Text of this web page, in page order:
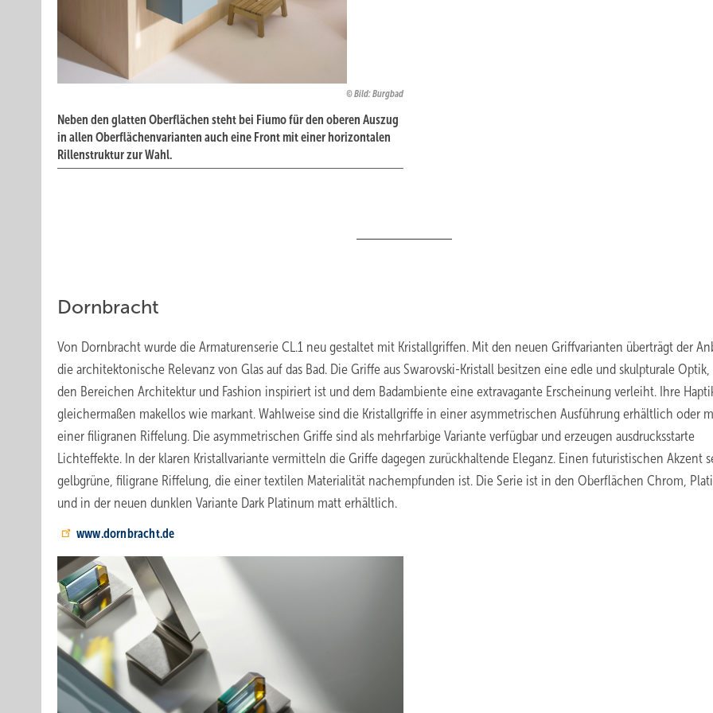
Bild: Burgbad
Neben den glatten Oberflächen steht bei ­Fiumo für den oberen Auszug
in allen Ober­flächenvarianten auch eine Front mit einer ­horizontalen
Rillenstruktur zur Wahl.
Dornbracht
Von Dornbracht wurde die Armaturenserie CL.1 neu gestaltet mit Kristallgriffen. Mit den neuen Griffvarianten überträgt der
die architektonische Relevanz von Glas auf das Bad. Die Griffe aus Swarovski-Kristall besitzen eine edle und skulpturale Optik,
den Bereichen Architektur und Fashion inspiriert ist und dem Badambiente eine extravagante Erscheinung verleiht. Ihre
gleichermaßen makellos wie markant. Wahlweise sind die Kristallgriffe in einer asymmetrischen Ausführung erhältlich oder
einer filigranen Riffelung. Die asymmetrischen Griffe sind als mehrfarbige Variante verfügbar und erzeugen ausdrucksstarte
Lichteffekte. In der klaren Kristallvariante vermitteln die Griffe dagegen zurückhaltende Eleganz. Einen futuristischen Akzent
gelbgrüne, filigrane Riffelung, die einer textilen Materialität nachempfunden ist. Die Serie ist in den Oberflächen Chrom,
und in der neuen dunklen Variante Dark Platinum matt erhältlich.
www.dornbracht.de